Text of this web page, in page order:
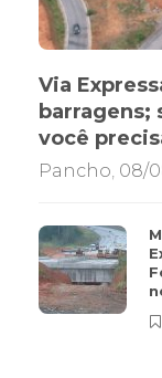
Via
barragens;
você
Pancho 08/